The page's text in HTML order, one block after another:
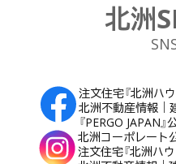
北洲
注文住宅『北洲ハ
北洲不動産情報｜
『PERGO JAPAN
北洲コーポレート
注文住宅『北洲ハ